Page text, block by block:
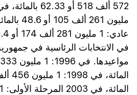
في الانتخابات الرئاسية في